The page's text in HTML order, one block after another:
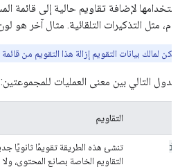
استخدامها لإضافة تقاويم حالية إلى قائمة
مثل التذكيرات التلقائية. مثال آخر
يمكن لمالك بيانات التقويم إزالة هذا التقويم من
التالي بين معنى العمليات للمجموعتين:
التقاويم
تنشئ هذه الطريقة تقويمًا ثانويًا
التقاويم الخاصة بصانع المحتوى، ولا